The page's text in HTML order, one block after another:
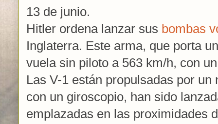
13 de junio.
Hitler ordena lanzar sus bombas
Inglaterra. Este arma, que porta
vuela sin piloto a 563 km/h, con
Las V-1 están propulsadas por
con un giroscopio, han sido
emplazadas en las proximidades